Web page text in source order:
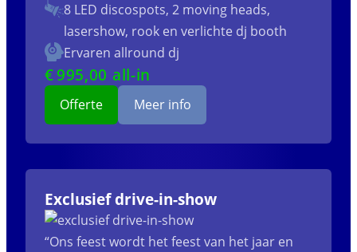
8 LED discospots, 2 moving heads,
lasershow, rook en verlichte dj booth
Ervaren allround dj
€995,00 all-in
Offerte Meer info
Exclusief drive-in-show
“Ons feest wordt het feest van het jaar en